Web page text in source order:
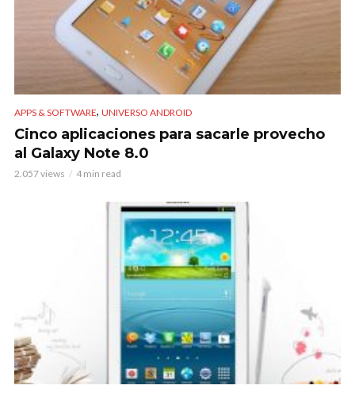
APPS & SOFTWARE, UNIVERSO ANDROID
Cinco aplicaciones para sacarle provecho
al Galaxy Note 8.0
2.057 views 4 min read